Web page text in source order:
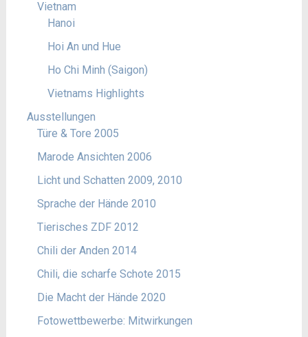
Vietnam
Hanoi
Hoi An und Hue
Ho Chi Minh (Saigon)
Vietnams Highlights
Ausstellungen
Türe & Tore 2005
Marode Ansichten 2006
Licht und Schatten 2009, 2010
Sprache der Hände 2010
Tierisches ZDF 2012
Chili der Anden 2014
Chili, die scharfe Schote 2015
Die Macht der Hände 2020
Fotowettbewerbe: Mitwirkungen